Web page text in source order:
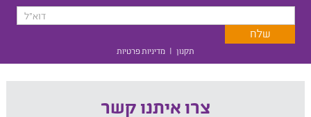
תקנון | מדיניות פרטיות
צרו איתנו קשר